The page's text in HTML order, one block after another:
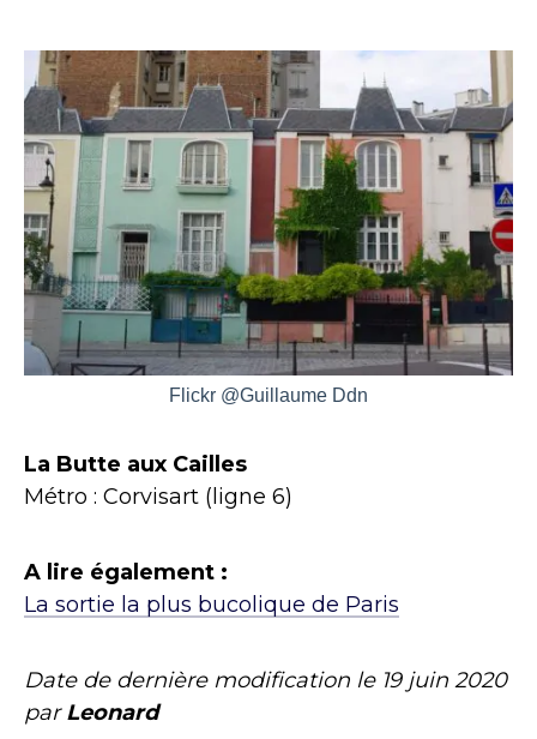
Flickr @Guillaume Ddn
La Butte aux Cailles
Métro : Corvisart (ligne 6)
A lire également :
La sortie la plus bucolique de Paris
Date de dernière modification le 19 juin 2020
parLeonard